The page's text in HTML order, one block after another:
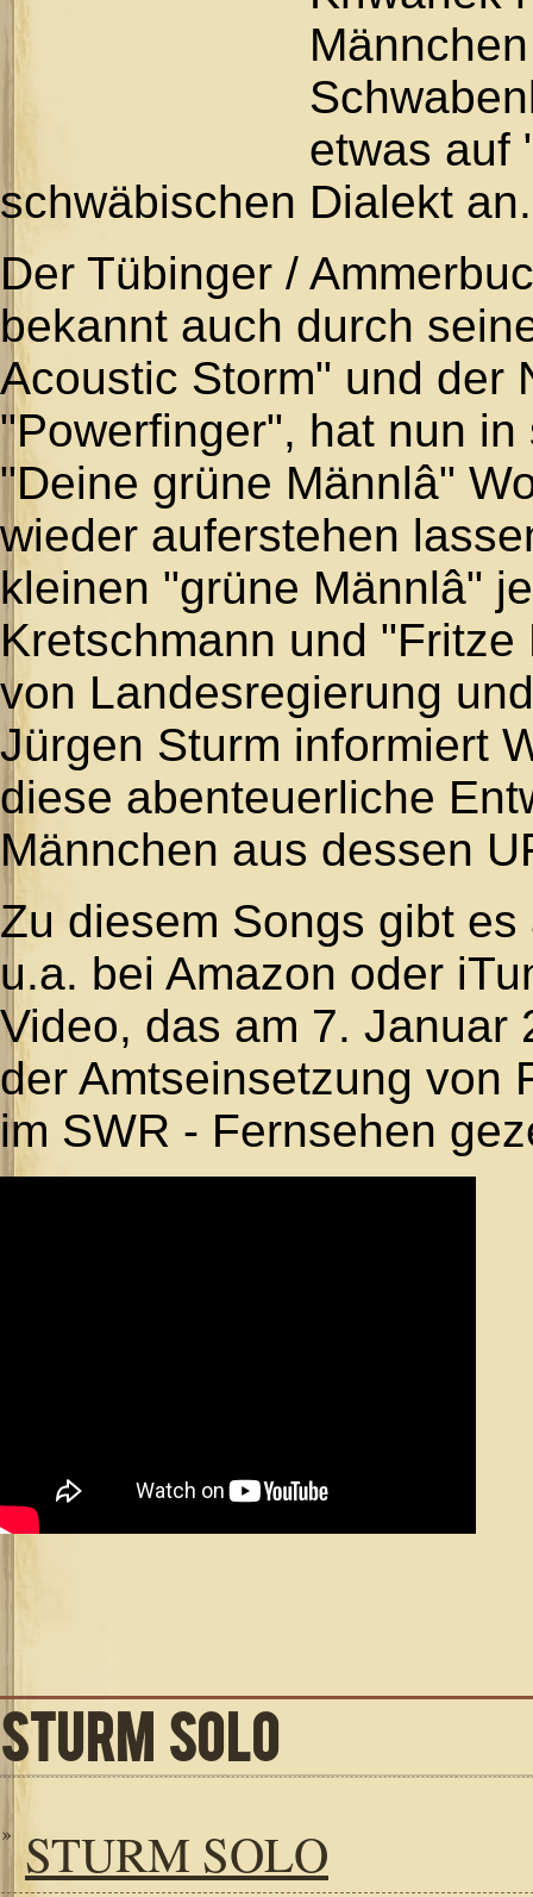
etwas auf
schwäbischen Dialekt an.
Der Tübinger /
bekannt auch durch
Acoustic Storm" und der
"Powerfinger", hat nun
"Deine grüne Männlâ"
wieder auferstehen
kleinen "grüne Männlâ"
Kretschmann und
von Landesregierung
Jürgen Sturm informiert
diese abenteuerliche
Männchen aus dessen
Zu diesem Songs gibt
u.a. bei Amazon oder
Video, das am 7. Januar
der Amtseinsetzung von
im SWR - Fernsehen
STURM SOLO
STURM SOLO